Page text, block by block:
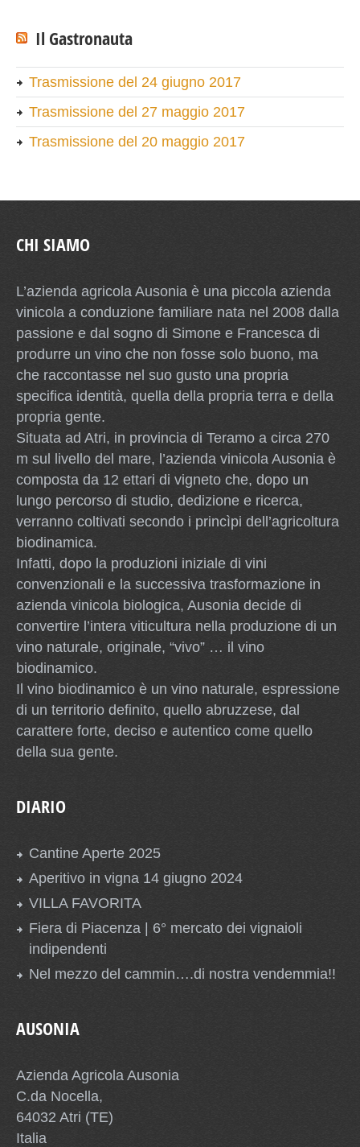
Il Gastronauta
Trasmissione del 24 giugno 2017
Trasmissione del 27 maggio 2017
Trasmissione del 20 maggio 2017
CHI SIAMO
L’azienda agricola Ausonia è una piccola azienda
vinicola a conduzione familiare nata nel 2008 dalla
passione e dal sogno di Simone e Francesca di
produrre un vino che non fosse solo buono, ma
che raccontasse nel suo gusto una propria
specifica identità, quella della propria terra e della
propria gente.
Situata ad Atri, in provincia di Teramo a circa 270
m sul livello del mare, l’azienda vinicola Ausonia è
composta da 12 ettari di vigneto che, dopo un
lungo percorso di studio, dedizione e ricerca,
verranno coltivati secondo i princìpi dell’agricoltura
biodinamica.
Infatti, dopo la produzioni iniziale di vini
convenzionali e la successiva trasformazione in
azienda vinicola biologica, Ausonia decide di
convertire l’intera viticultura nella produzione di un
vino naturale, originale, “vivo” … il vino
biodinamico.
Il vino biodinamico è un vino naturale, espressione
di un territorio definito, quello abruzzese, dal
carattere forte, deciso e autentico come quello
della sua gente.
DIARIO
Cantine Aperte 2025
Aperitivo in vigna 14 giugno 2024
VILLA FAVORITA
Fiera di Piacenza | 6° mercato dei vignaioli
indipendenti
Nel mezzo del cammin….di nostra vendemmia!!
AUSONIA
Azienda Agricola Ausonia
C.da Nocella,
64032 Atri (TE)
Italia